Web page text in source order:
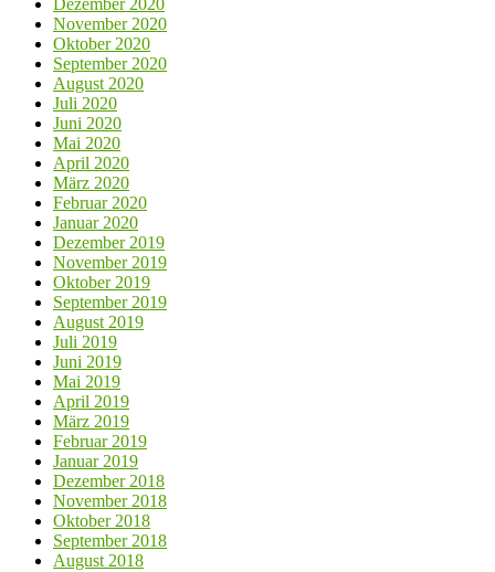
Dezember 2020
November 2020
Oktober 2020
September 2020
August 2020
Juli 2020
Juni 2020
Mai 2020
April 2020
März 2020
Februar 2020
Januar 2020
Dezember 2019
November 2019
Oktober 2019
September 2019
August 2019
Juli 2019
Juni 2019
Mai 2019
April 2019
März 2019
Februar 2019
Januar 2019
Dezember 2018
November 2018
Oktober 2018
September 2018
August 2018